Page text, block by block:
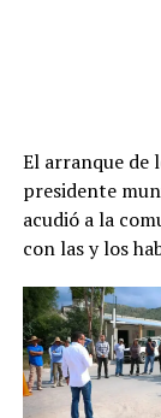
El arranque de
presidente
acudió a la
con las y los